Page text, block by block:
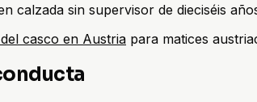
calzada sin supervisor de dieciséis
casco en Austria para matices